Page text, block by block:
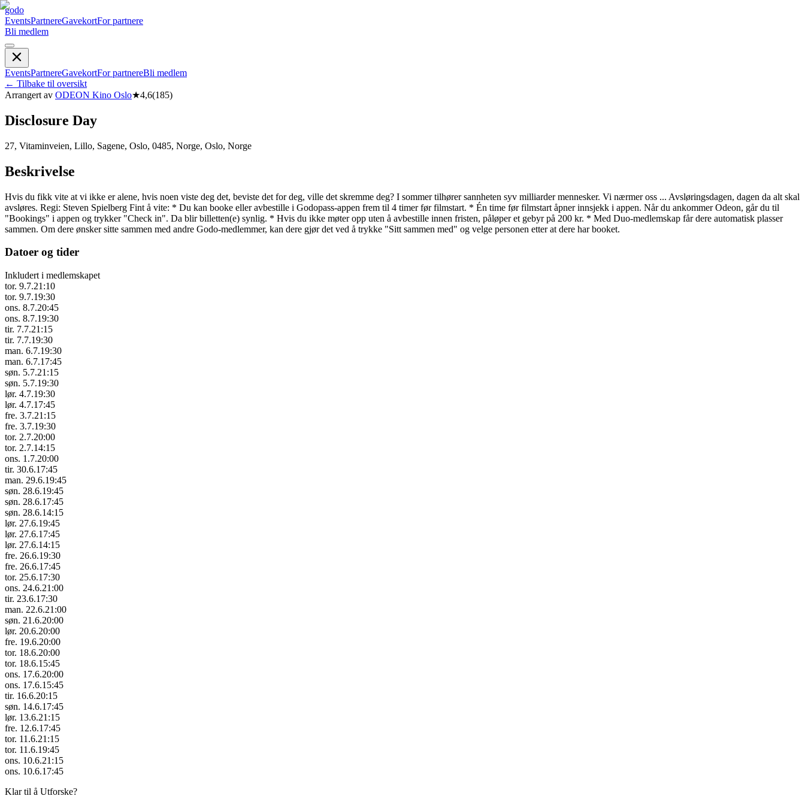
godo
EventsPartnereGavekortFor partnere
Bli medlem
EventsPartnereGavekortFor partnereBli medlem
← Tilbake til oversikt
Arrangert av ODEON Kino Oslo★4,6(185)
Disclosure Day
27, Vitaminveien, Lillo, Sagene, Oslo, 0485, Norge, Oslo, Norge
Beskrivelse
Hvis du fikk vite at vi ikke er alene, hvis noen viste deg det, beviste det for deg, ville det skremme deg? I sommer tilhører sannheten syv milliarder mennesker. Vi nærmer oss ... Avsløringsdagen, dagen da alt skal
avsløres. Regi: Steven Spielberg Fint å vite: * Du kan booke eller avbestille i Godopass-appen frem til 4 timer før filmstart. * Én time før filmstart åpner innsjekk i appen. Når du ankommer Odeon, går du til
"Bookings" i appen og trykker "Check in". Da blir billetten(e) synlig. * Hvis du ikke møter opp uten å avbestille innen fristen, påløper et gebyr på 200 kr. * Med Duo-medlemskap får dere automatisk plasser
sammen. Om dere ønsker sitte sammen med andre Godo-medlemmer, kan dere gjør det ved å trykke "Sitt sammen med" og velge personen etter at dere har booket.
Datoer og tider
Inkludert i medlemskapet
tor. 9.7.21:10
tor. 9.7.19:30
ons. 8.7.20:45
ons. 8.7.19:30
tir. 7.7.21:15
tir. 7.7.19:30
man. 6.7.19:30
man. 6.7.17:45
søn. 5.7.21:15
søn. 5.7.19:30
lør. 4.7.19:30
lør. 4.7.17:45
fre. 3.7.21:15
fre. 3.7.19:30
tor. 2.7.20:00
tor. 2.7.14:15
ons. 1.7.20:00
tir. 30.6.17:45
man. 29.6.19:45
søn. 28.6.19:45
søn. 28.6.17:45
søn. 28.6.14:15
lør. 27.6.19:45
lør. 27.6.17:45
lør. 27.6.14:15
fre. 26.6.19:30
fre. 26.6.17:45
tor. 25.6.17:30
ons. 24.6.21:00
tir. 23.6.17:30
man. 22.6.21:00
søn. 21.6.20:00
lør. 20.6.20:00
fre. 19.6.20:00
tor. 18.6.20:00
tor. 18.6.15:45
ons. 17.6.20:00
ons. 17.6.15:45
tir. 16.6.20:15
søn. 14.6.17:45
lør. 13.6.21:15
fre. 12.6.17:45
tor. 11.6.21:15
tor. 11.6.19:45
ons. 10.6.21:15
ons. 10.6.17:45
Klar til å Utforske?